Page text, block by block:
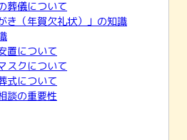
会＆ホール見学会のお知らせ
談会＆ホール見学会のお知らせ
葬儀について
き（年賀欠礼状）」の知識
置について
スクについて
式について
談の重要性